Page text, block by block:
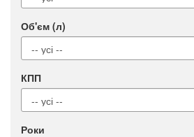
Об'єм (л)
КПП
Роки